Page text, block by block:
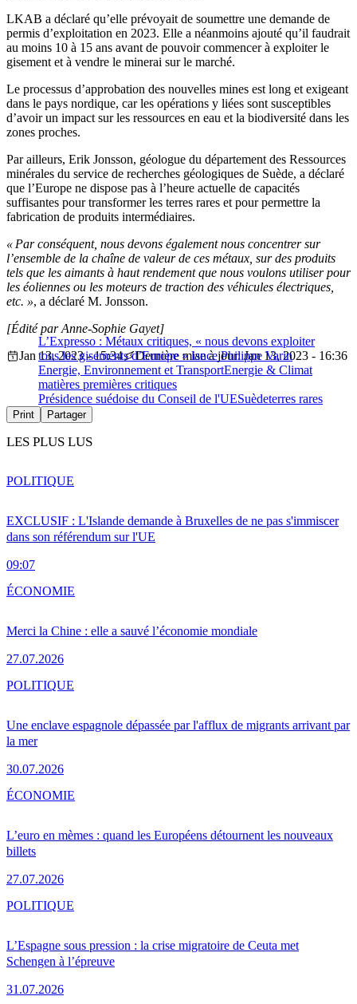
LKAB a déclaré qu’elle prévoyait de soumettre une demande de
permis d’exploitation en 2023. Elle a néanmoins ajouté qu’il faudrait
au moins 10 à 15 ans avant de pouvoir commencer à exploiter le
gisement et à vendre le minerai sur le marché.
Le processus d’approbation des nouvelles mines est long et exigeant
dans le pays nordique, car les opérations y liées sont susceptibles
d’avoir un impact sur les ressources en eau et la biodiversité dans les
zones proches.
Par ailleurs, Erik Jonsson, géologue du département des Ressources
minérales du service de recherches géologiques de Suède, a déclaré
que l’Europe ne dispose pas à l’heure actuelle de capacités
suffisantes pour transformer les terres rares et pour permettre la
fabrication de produits intermédiaires.
« Par conséquent, nous devons également nous concentrer sur
l’ensemble de la chaîne de valeur de ces métaux, sur des produits
tels que les aimants à haut rendement que nous voulons utiliser pour
les éoliennes ou les moteurs de traction des véhicules électriques,
etc. », a déclaré M. Jonsson.
L’Expresso : Métaux critiques, « nous devons exploiter
tous les gisements d’Europe » lance Philippe Varin
[Édité par Anne-Sophie Gayet]
Jan 13, 2023 - 15:34
Dernière mise à jour: Jan 13, 2023 - 16:36
Energie, Environnement et TransportEnergie & Climat
matières premières critiques
Présidence suédoise du Conseil de l'UESuèdeterres rares
Print Partager
LES PLUS LUS
EXCLUSIF : L'Islande demande à Bruxelles de ne pas s'immiscer
dans son référendum sur l'UE
09:07
POLITIQUE
Merci la Chine : elle a sauvé l’économie mondiale
27.07.2026
ÉCONOMIE
Une enclave espagnole dépassée par l'afflux de migrants arrivant par
la mer
30.07.2026
POLITIQUE
L’euro en mèmes : quand les Européens détournent les nouveaux
billets
27.07.2026
ÉCONOMIE
L’Espagne sous pression : la crise migratoire de Ceuta met
Schengen à l’épreuve
31.07.2026
POLITIQUE